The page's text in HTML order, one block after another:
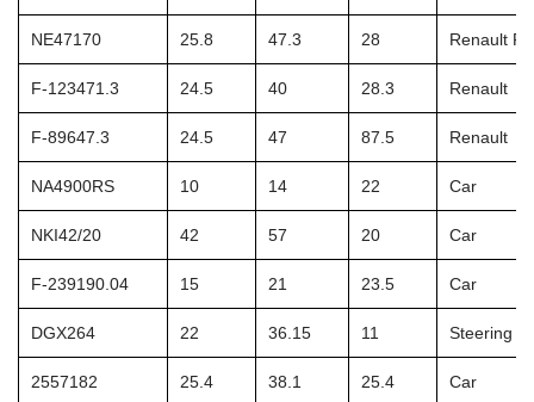
NE47170 25.8 47.3 28 Renault
F-123471.3 24.5 40 28.3 Renault
F-89647.3 24.5 47 87.5 Renault
NA4900RS 10 14 22 Car
NKI42/20 42 57 20 Car
F-239190.04 15 21 23.5 Car
DGX264 22 36.15 11 Steering
2557182 25.4 38.1 25.4 Car